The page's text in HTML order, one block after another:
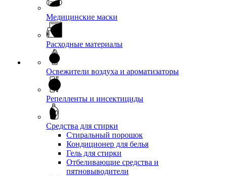
Медицинские маски
Расходные материалы
Освежители воздуха и ароматизаторы
Репелленты и инсектициды
Средства для стирки
Стиральный порошок
Кондиционер для белья
Гель для стирки
Отбеливающие средства и
пятновыводители